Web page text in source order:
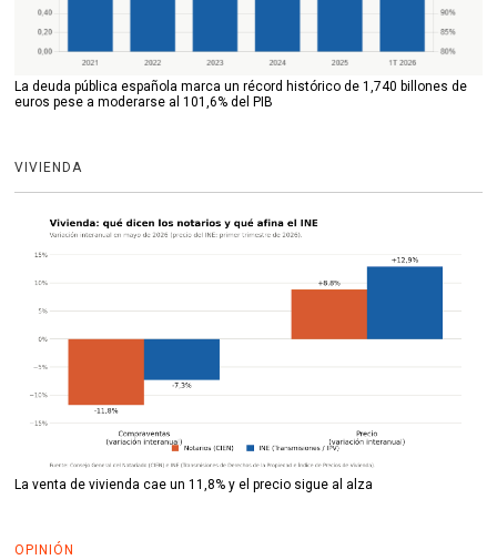
La deuda pública española marca un récord histórico de 1,740 billones de
euros pese a moderarse al 101,6% del PIB
VIVIENDA
La venta de vivienda cae un 11,8% y el precio sigue al alza
OPINIÓN